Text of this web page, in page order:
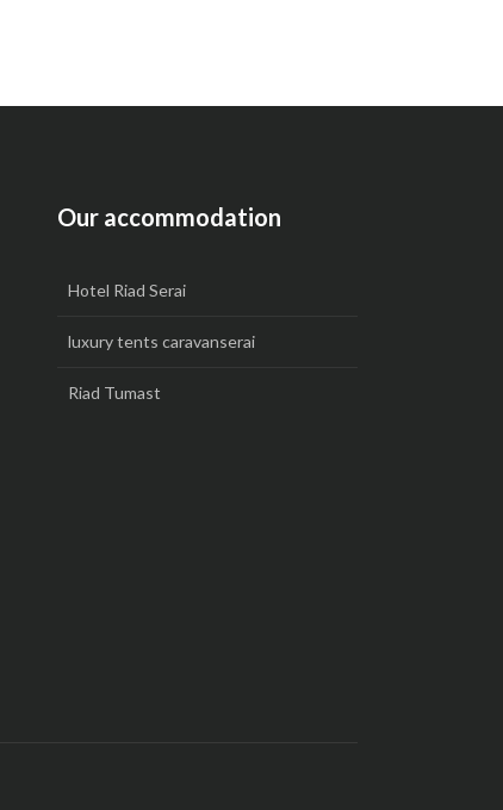
Our accommodation
Hotel Riad Serai
luxury tents caravanserai
Riad Tumast